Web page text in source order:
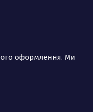
оформлення. Ми